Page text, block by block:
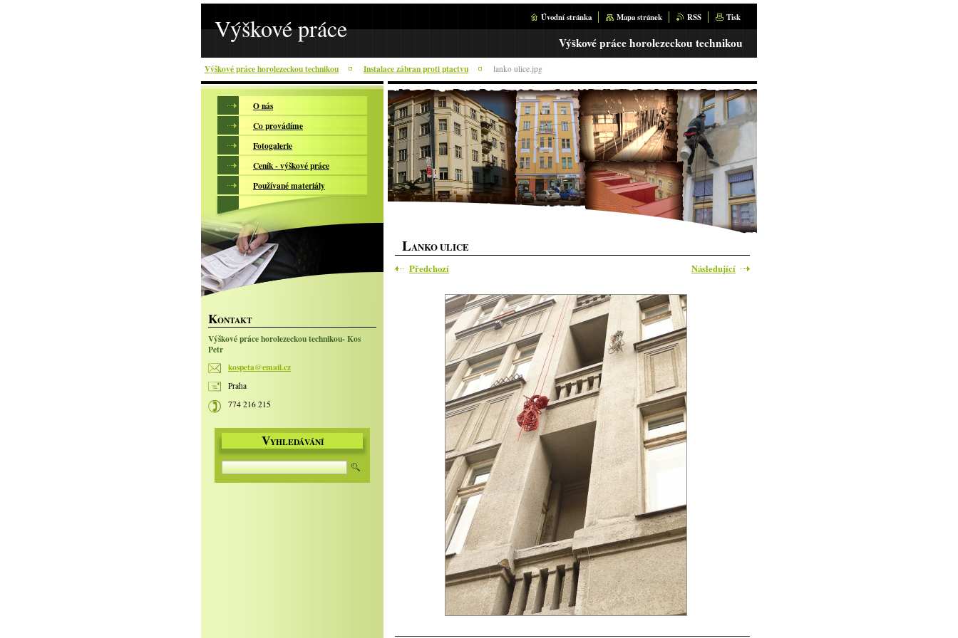
Výškové práce Úvodní stránka Mapa stránek RSS Tisk
Výškové práce horolezeckou technikou
Výškové práce horolezeckou technikou Instalace zábran proti ptactvu lanko ulice.jpg
LANKO ULICE
Předchozí
Následující
O nás
Co provádíme
Fotogalerie
Ceník - výškové práce
Používané materiály
KONTAKT
Výškové práce horolezeckou technikou- Kos
Petr
kospeta@email.cz
Praha
774 216 215
VYHLEDÁVÁNÍ